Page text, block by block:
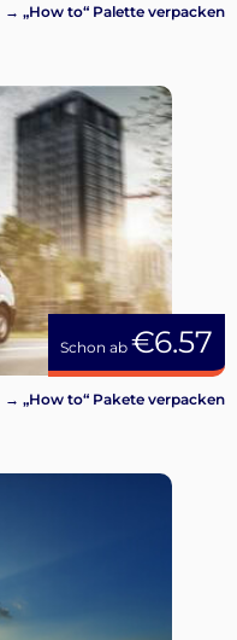
→ „How to“ Palette verpacken
Schon ab €6.57
→ „How to“ Pakete verpacken